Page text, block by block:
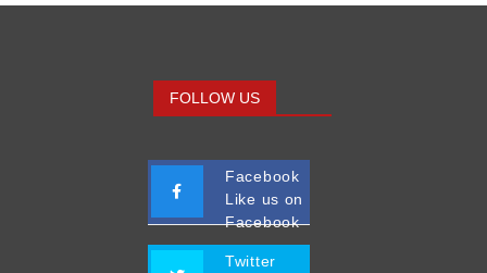
FOLLOW US
Facebook
Like us on
Facebook
Twitter